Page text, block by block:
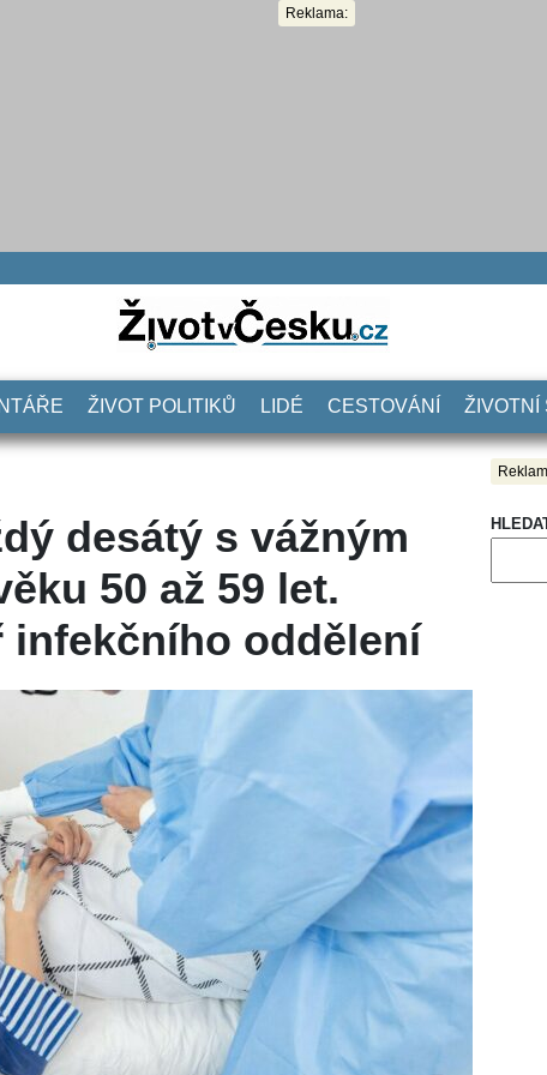
Reklama:
ŽIVOT POLITIKŮ LIDÉ CESTOVÁNÍ ŽIVOTNÍ
desátý s vážným
50 až 59 let.
oddělení